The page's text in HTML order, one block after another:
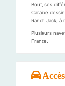
Bout, ses
Caraïbe
Ranch Jack, à
Plusieurs
France.
Accès